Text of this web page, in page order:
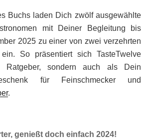
Buchs laden Dich zwölf ausgewählte
mit Deiner Begleitung bis
2025 zu einer von zwei verzehrten
ein. So präsentiert sich TasteTwelve
sondern auch als Dein
für Feinschmecker und
.
genießt doch einfach 2024!